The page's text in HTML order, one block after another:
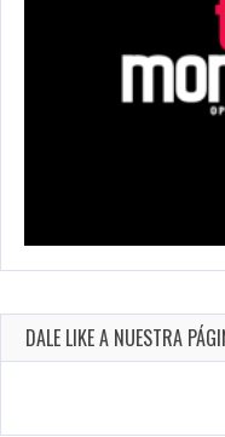
DALE LIKE A NUESTRA